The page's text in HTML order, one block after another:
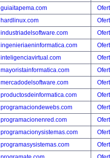
guiaitapema.com
hardlinux.com
industriadelsoftware.com
ingenieriaeninformatica.com
inteligenciavirtual.com
mayoristainformatica.com
mercadodelsoftware.com
productosdeinformatica.com
programaciondewebs.com
programacionenred.com
programacionysistemas.com
programasysistemas.com